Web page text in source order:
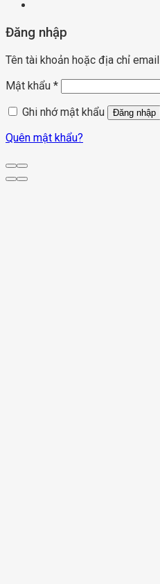
Đăng nhập
Tên tài khoản hoặc địa chỉ email
Mật khẩu *
Ghi nhớ mật khẩu
Đăng nhập
Quên mật khẩu?